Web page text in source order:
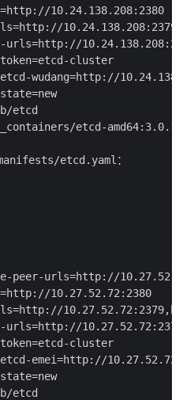
10.24.138.208:2380
urls=http://
cluster
wudang=http://
etcd
etcd-amd64:3.0.17
etcd.yaml：
peer-urls=http://
10.27.52.72:2380
10.27.52.72:2379
cluster
emei=http://
etcd